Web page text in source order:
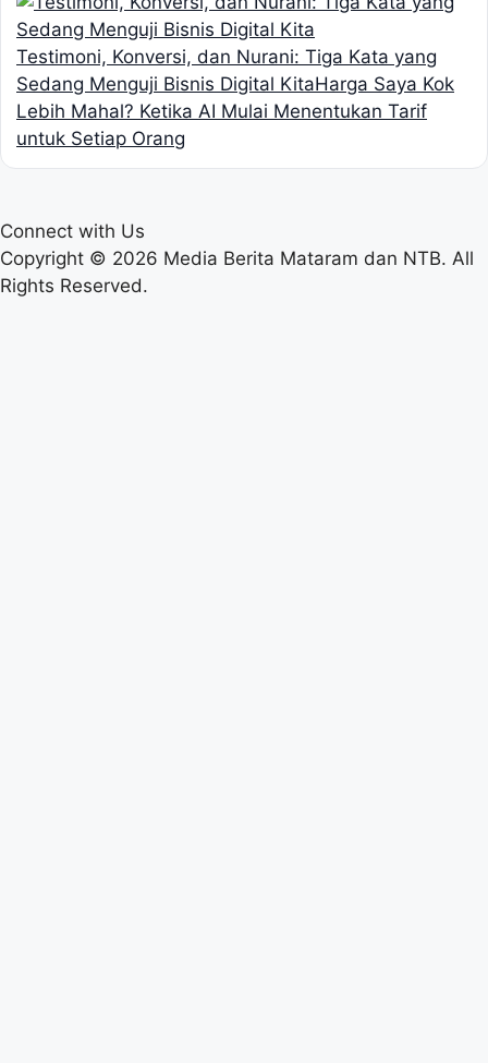
Testimoni, Konversi, dan Nurani: Tiga Kata yang
Sedang Menguji Bisnis Digital KitaHarga Saya Kok
Lebih Mahal? Ketika AI Mulai Menentukan Tarif
untuk Setiap Orang
Connect with Us
Copyright © 2026 Media Berita Mataram dan NTB. All
Rights Reserved.